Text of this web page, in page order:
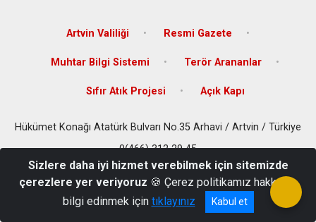
Artvin Valiliği Resmi Gazete
Muhtar Bilgi Sistemi Terör Arananlar
Sıfır Atık Projesi Açık Kapı
Hükümet Konağı Atatürk Bulvarı No.35 Arhavi / Artvin / Türkiye
0(466) 312 29 45
Sizlere daha iyi hizmet verebilmek için sitemizde
çerezlere yer veriyoruz 🍪 Çerez politikamız hakkında
bilgi edinmek için tıklayınız Kabul et